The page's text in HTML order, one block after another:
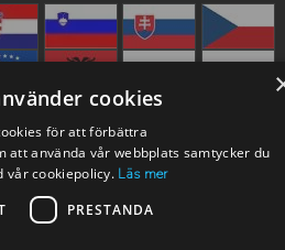
cookies
för att förbättra
att använda vår webbplats samtycker du
vår cookiepolicy. Läs mer
PRESTANDA